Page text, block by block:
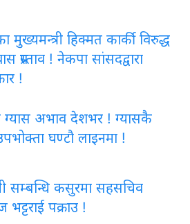
मुख्यमन्त्री हिक्मत कार्की विरुद्ध
प्रस्ताव ! नेकपा सांसदद्वारा
!
ग्यास अभाव देशभर ! ग्यासकै
घण्टौ लाइनमा !
सम्बन्धि कसुरमा सहसचिव
भट्टराई पक्राउ !